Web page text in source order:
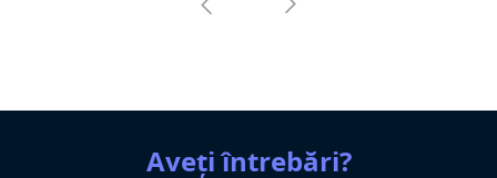
Aveți întrebări?